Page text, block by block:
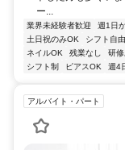
ー...
業界未経験者歓迎 週1日
土日祝のみOK
シフト自由
ネイルOK
残業なし 研修
シフト制
ピアスOK 週4
アルバイト・パート